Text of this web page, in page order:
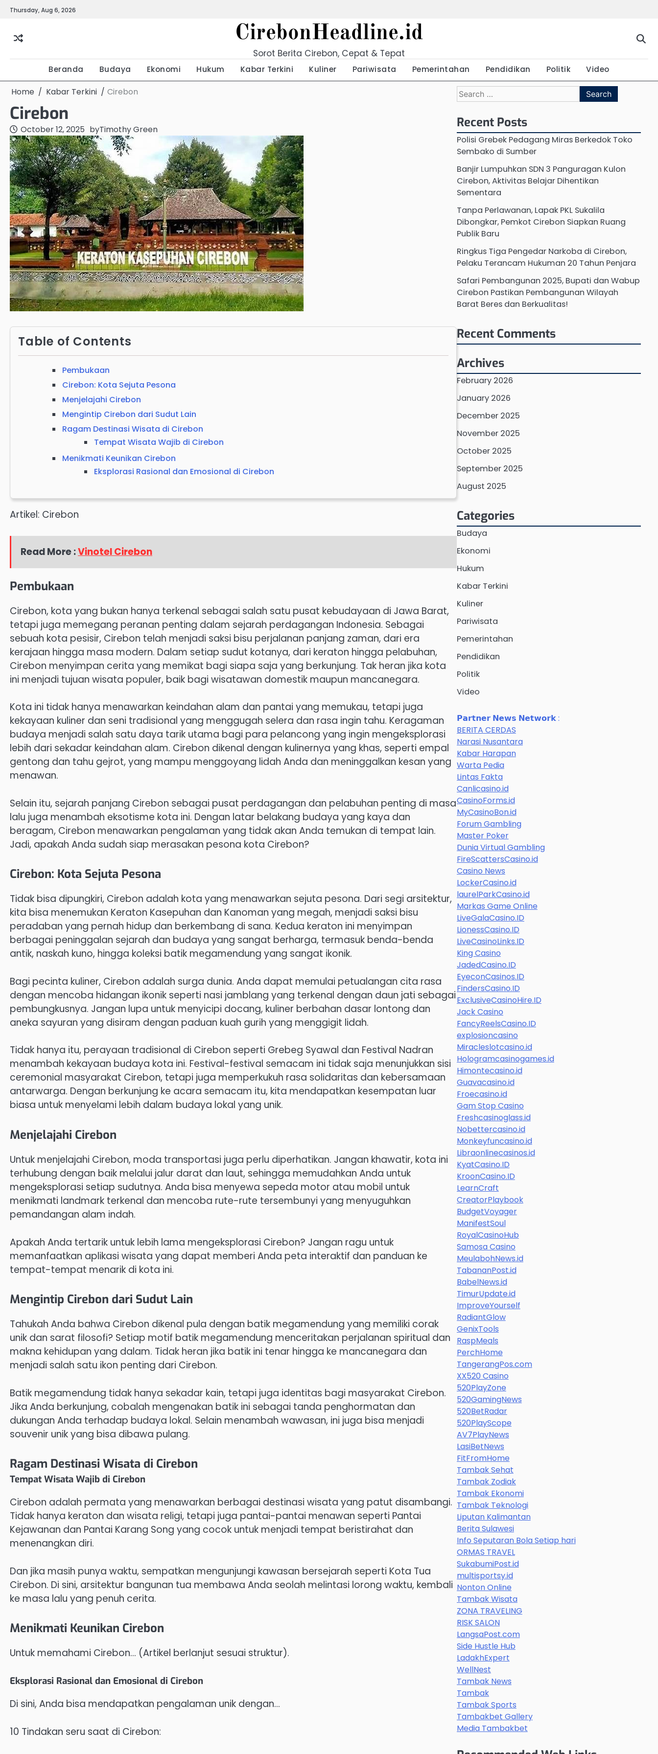
SkipThursday, Aug 6, 2026
CirebonHeadline.id
Sorot Berita Cirebon, Cepat & Tepat
Beranda Budaya Ekonomi Hukum Kabar Terkini Kuliner Pariwisata Pemerintahan Pendidikan Politik Video
Home Kabar Terkini Cirebon
Cirebon
October 12, 2025 byTimothy Green
Table of Contents
Pembukaan
Cirebon: Kota Sejuta Pesona
Menjelajahi Cirebon
Mengintip Cirebon dari Sudut Lain
Ragam Destinasi Wisata di Cirebon
Tempat Wisata Wajib di Cirebon
Menikmati Keunikan Cirebon
Eksplorasi Rasional dan Emosional di Cirebon
Artikel: Cirebon
Read More :Vinotel Cirebon
Pembukaan
Cirebon, kota yang bukan hanya terkenal sebagai salah satu pusat kebudayaan di Jawa Barat,
tetapi juga memegang peranan penting dalam sejarah perdagangan Indonesia. Sebagai
sebuah kota pesisir, Cirebon telah menjadi saksi bisu perjalanan panjang zaman, dari era
kerajaan hingga masa modern. Dalam setiap sudut kotanya, dari keraton hingga pelabuhan,
Cirebon menyimpan cerita yang memikat bagi siapa saja yang berkunjung. Tak heran jika kota
ini menjadi tujuan wisata populer, baik bagi wisatawan domestik maupun mancanegara.
Kota ini tidak hanya menawarkan keindahan alam dan pantai yang memukau, tetapi juga
kekayaan kuliner dan seni tradisional yang menggugah selera dan rasa ingin tahu. Keragaman
budaya menjadi salah satu daya tarik utama bagi para pelancong yang ingin mengeksplorasi
lebih dari sekadar keindahan alam. Cirebon dikenal dengan kulinernya yang khas, seperti empal
gentong dan tahu gejrot, yang mampu menggoyang lidah Anda dan meninggalkan kesan yang
menawan.
Selain itu, sejarah panjang Cirebon sebagai pusat perdagangan dan pelabuhan penting di masa
lalu juga menambah eksotisme kota ini. Dengan latar belakang budaya yang kaya dan
beragam, Cirebon menawarkan pengalaman yang tidak akan Anda temukan di tempat lain.
Jadi, apakah Anda sudah siap merasakan pesona kota Cirebon?
Cirebon: Kota Sejuta Pesona
Tidak bisa dipungkiri, Cirebon adalah kota yang menawarkan sejuta pesona. Dari segi arsitektur,
kita bisa menemukan Keraton Kasepuhan dan Kanoman yang megah, menjadi saksi bisu
peradaban yang pernah hidup dan berkembang di sana. Kedua keraton ini menyimpan
berbagai peninggalan sejarah dan budaya yang sangat berharga, termasuk benda-benda
antik, naskah kuno, hingga koleksi batik megamendung yang sangat ikonik.
Bagi pecinta kuliner, Cirebon adalah surga dunia. Anda dapat memulai petualangan cita rasa
dengan mencoba hidangan ikonik seperti nasi jamblang yang terkenal dengan daun jati sebagai
pembungkusnya. Jangan lupa untuk menyicipi docang, kuliner berbahan dasar lontong dan
aneka sayuran yang disiram dengan paduan kuah gurih yang menggigit lidah.
Tidak hanya itu, perayaan tradisional di Cirebon seperti Grebeg Syawal dan Festival Nadran
menambah kekayaan budaya kota ini. Festival-festival semacam ini tidak saja menunjukkan sisi
ceremonial masyarakat Cirebon, tetapi juga memperkukuh rasa solidaritas dan kebersamaan
antarwarga. Dengan berkunjung ke acara semacam itu, kita mendapatkan kesempatan luar
biasa untuk menyelami lebih dalam budaya lokal yang unik.
Menjelajahi Cirebon
Untuk menjelajahi Cirebon, moda transportasi juga perlu diperhatikan. Jangan khawatir, kota ini
terhubung dengan baik melalui jalur darat dan laut, sehingga memudahkan Anda untuk
mengeksplorasi setiap sudutnya. Anda bisa menyewa sepeda motor atau mobil untuk
menikmati landmark terkenal dan mencoba rute-rute tersembunyi yang menyuguhkan
pemandangan alam indah.
Apakah Anda tertarik untuk lebih lama mengeksplorasi Cirebon? Jangan ragu untuk
memanfaatkan aplikasi wisata yang dapat memberi Anda peta interaktif dan panduan ke
tempat-tempat menarik di kota ini.
Mengintip Cirebon dari Sudut Lain
Tahukah Anda bahwa Cirebon dikenal pula dengan batik megamendung yang memiliki corak
unik dan sarat filosofi? Setiap motif batik megamendung menceritakan perjalanan spiritual dan
makna kehidupan yang dalam. Tidak heran jika batik ini tenar hingga ke mancanegara dan
menjadi salah satu ikon penting dari Cirebon.
Batik megamendung tidak hanya sekadar kain, tetapi juga identitas bagi masyarakat Cirebon.
Jika Anda berkunjung, cobalah mengenakan batik ini sebagai tanda penghormatan dan
dukungan Anda terhadap budaya lokal. Selain menambah wawasan, ini juga bisa menjadi
souvenir unik yang bisa dibawa pulang.
Ragam Destinasi Wisata di Cirebon
Tempat Wisata Wajib di Cirebon
Cirebon adalah permata yang menawarkan berbagai destinasi wisata yang patut disambangi.
Tidak hanya keraton dan wisata religi, tetapi juga pantai-pantai menawan seperti Pantai
Kejawanan dan Pantai Karang Song yang cocok untuk menjadi tempat beristirahat dan
menenangkan diri.
Dan jika masih punya waktu, sempatkan mengunjungi kawasan bersejarah seperti Kota Tua
Cirebon. Di sini, arsitektur bangunan tua membawa Anda seolah melintasi lorong waktu, kembali
ke masa lalu yang penuh cerita.
Menikmati Keunikan Cirebon
Untuk memahami Cirebon… (Artikel berlanjut sesuai struktur).
Eksplorasi Rasional dan Emosional di Cirebon
Di sini, Anda bisa mendapatkan pengalaman unik dengan…
10 Tindakan seru saat di Cirebon:
Search
for:
Recent Posts
Polisi Grebek Pedagang Miras Berkedok Toko
Sembako di Sumber
Banjir Lumpuhkan SDN 3 Panguragan Kulon
Cirebon, Aktivitas Belajar Dihentikan
Sementara
Tanpa Perlawanan, Lapak PKL Sukalila
Dibongkar, Pemkot Cirebon Siapkan Ruang
Publik Baru
Ringkus Tiga Pengedar Narkoba di Cirebon,
Pelaku Terancam Hukuman 20 Tahun Penjara
Safari Pembangunan 2025, Bupati dan Wabup
Cirebon Pastikan Pembangunan Wilayah
Barat Beres dan Berkualitas!
Recent Comments
Archives
February 2026
January 2026
December 2025
November 2025
October 2025
September 2025
August 2025
Categories
Budaya
Ekonomi
Hukum
Kabar Terkini
Kuliner
Pariwisata
Pemerintahan
Pendidikan
Politik
Video
𝗣𝗮𝗿𝘁𝗻𝗲𝗿 𝗡𝗲𝘄𝘀 𝗡𝗲𝘁𝘄𝗼𝗿𝗸 :
BERITA CERDAS
Narasi Nusantara
Kabar Harapan
Warta Pedia
Lintas Fakta
Canlicasino.id
CasinoForms.id
MyCasinoBon.id
Forum Gambling
Master Poker
Dunia Virtual Gambling
FireScattersCasino.id
Casino News
LockerCasino.id
laurelParkCasino.id
Markas Game Online
LiveGalaCasino.ID
LionessCasino.ID
LiveCasinoLinks.ID
King Casino
JadedCasino.ID
EyeconCasinos.ID
FindersCasino.ID
ExclusiveCasinoHire.ID
Jack Casino
FancyReelsCasino.ID
explosioncasino
Miracleslotcasino.id
Hologramcasinogames.id
Himontecasino.id
Guavacasino.id
Froecasino.id
Gam Stop Casino
Freshcasinoglass.id
Nobettercasino.id
Monkeyfuncasino.id
Libraonlinecasinos.id
KyatCasino.ID
KroonCasino.ID
LearnCraft
CreatorPlaybook
BudgetVoyager
ManifestSoul
RoyalCasinoHub
Samosa Casino
MeulabohNews.id
TabananPost.id
BabelNews.id
TimurUpdate.id
ImproveYourself
RadiantGlow
GenixTools
RaspMeals
PerchHome
TangerangPos.com
XX520 Casino
520PlayZone
520GamingNews
520BetRadar
520PlayScope
AV7PlayNews
LasiBetNews
FitFromHome
Tambak Sehat
Tambak Zodiak
Tambak Ekonomi
Tambak Teknologi
Liputan Kalimantan
Berita Sulawesi
Info Seputaran Bola Setiap hari
ORMAS TRAVEL
SukabumiPost.id
multisportsy.id
Nonton Online
Tambak Wisata
ZONA TRAVELING
RISK SALON
LangsaPost.com
Side Hustle Hub
LadakhExpert
WellNest
Tambak News
Tambak
Tambak Sports
Tambakbet Gallery
Media Tambakbet